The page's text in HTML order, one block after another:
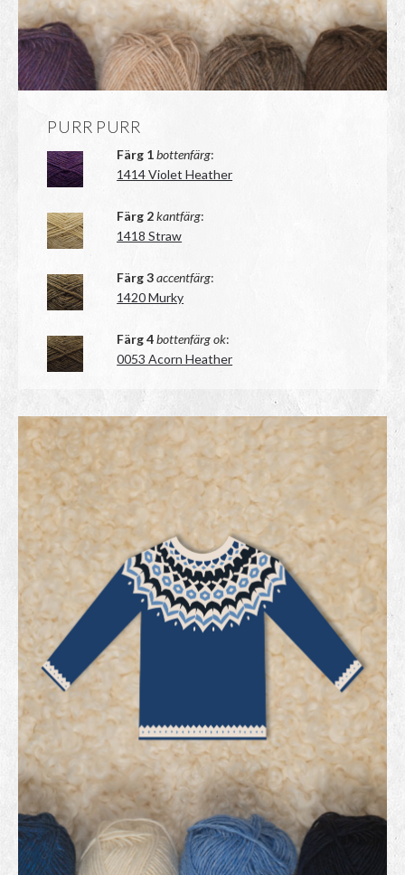
PURR PURR
Färg 1bottenfärg:
1414 Violet Heather
Färg 2kantfärg:
1418 Straw
Färg 3accentfärg:
1420 Murky
Färg 4bottenfärg ok:
0053 Acorn Heather